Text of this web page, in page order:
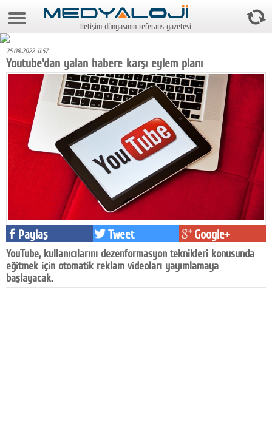
7 Ağustos 2026 2:46:55
Foto Galeri
Video Galeri
Gazeteler
Reyting-tiraj
Teknoloji
Televizyon
Dünya
Pr
Facebook
İletişim dünyasının referans gazetesi
25.08.2022 11:57
Youtube'dan yalan habere karşı eylem planı
Paylaş Tweet Google+
YouTube, kullanıcılarını dezenformasyon teknikleri konusunda
eğitmek için otomatik reklam videoları yayımlamaya
başlayacak.